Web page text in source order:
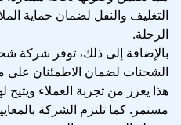
التغليف والنقل لضمان حماية
الرحلة.
بالإضافة إلى ذلك، توفر شركة
الشحنات لضمان الاطمئنان على
هذا يعزز من تجربة العملاء
مستمر. كما تلتزم الشركة